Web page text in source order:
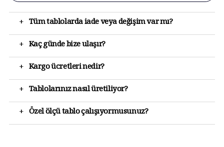
+ Tüm tablolarda iade veya değişim var mı?
+ Kaç günde bize ulaşır?
+ Kargo ücretleri nedir?
+ Tablolarınız nasıl üretiliyor?
+ Özel ölçü tablo çalışıyormusunuz?